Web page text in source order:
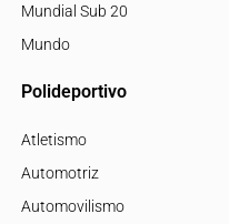
Mundial Sub 20
Mundo
Polideportivo
Atletismo
Automotriz
Automovilismo